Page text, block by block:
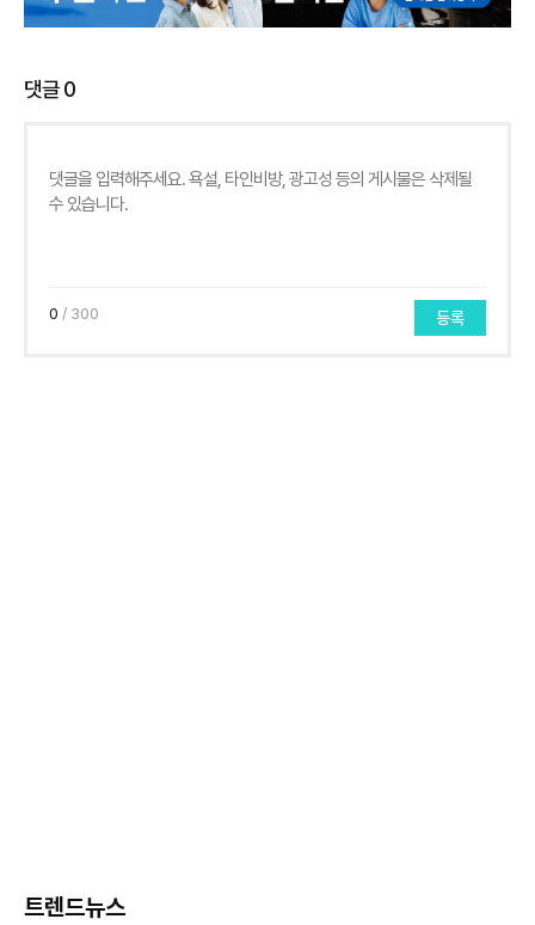
댓글0
0 / 300 등록
트렌드뉴스